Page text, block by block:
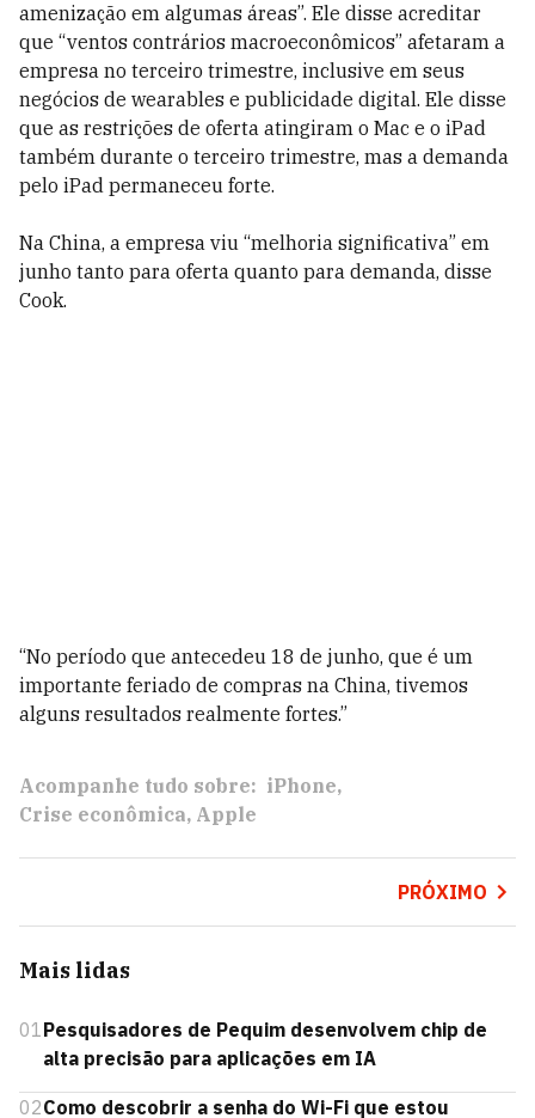
amenização em algumas áreas”. Ele disse acreditar
que “ventos contrários macroeconômicos” afetaram a
empresa no terceiro trimestre, inclusive em seus
negócios de wearables e publicidade digital. Ele disse
que as restrições de oferta atingiram o Mac e o iPad
também durante o terceiro trimestre, mas a demanda
pelo iPad permaneceu forte.
Na China, a empresa viu “melhoria significativa” em
junho tanto para oferta quanto para demanda, disse
Cook.
“No período que antecedeu 18 de junho, que é um
importante feriado de compras na China, tivemos
alguns resultados realmente fortes.”
Acompanhe tudo sobre: iPhone
Crise econômica Apple
PRÓXIMO
Mais lidas
01Pesquisadores de Pequim desenvolvem chip de
alta precisão para aplicações em IA
02Como descobrir a senha do Wi-Fi que estou